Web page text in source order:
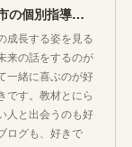
「第二の家」ブログ｜藤沢市の個別指導塾のお話
成長する姿を見る
来の話をするのが
一緒に喜ぶのが好
です。教材とにら
人と出会うのも好
ログも、好きで